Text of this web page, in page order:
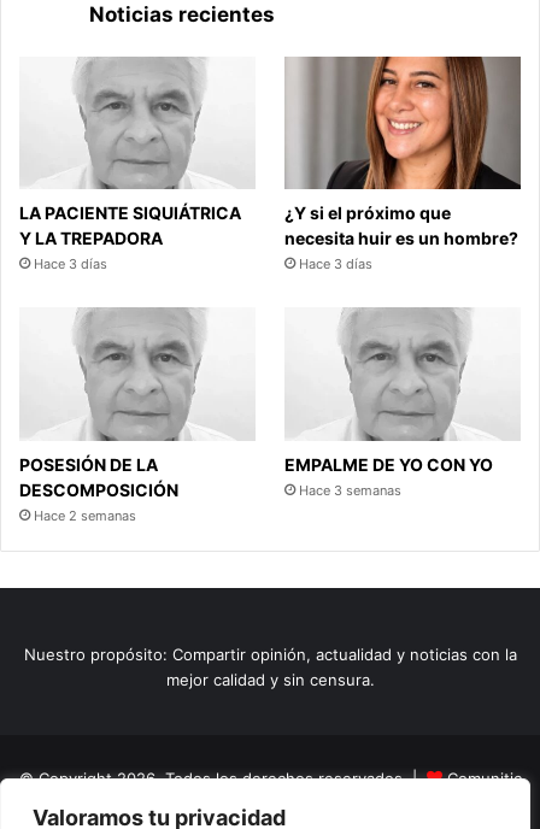
Valoramos tu privacidad
Noticias recientes
LA PACIENTE SIQUIÁTRICA
Y LA TREPADORA
Hace 3 días
¿Y si el próximo que
necesita huir es un hombre?
Hace 3 días
POSESIÓN DE LA
DESCOMPOSICIÓN
Hace 2 semanas
EMPALME DE YO CON YO
Hace 3 semanas
Nuestro propósito: Compartir opinión, actualidad y noticias con la
mejor calidad y sin censura.
© Copyright 2026, Todos los derechos reservados |
Comunitic
SAS BICNit 901228106